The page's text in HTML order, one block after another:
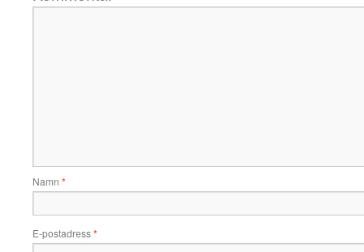
Namn *
E-postadress*